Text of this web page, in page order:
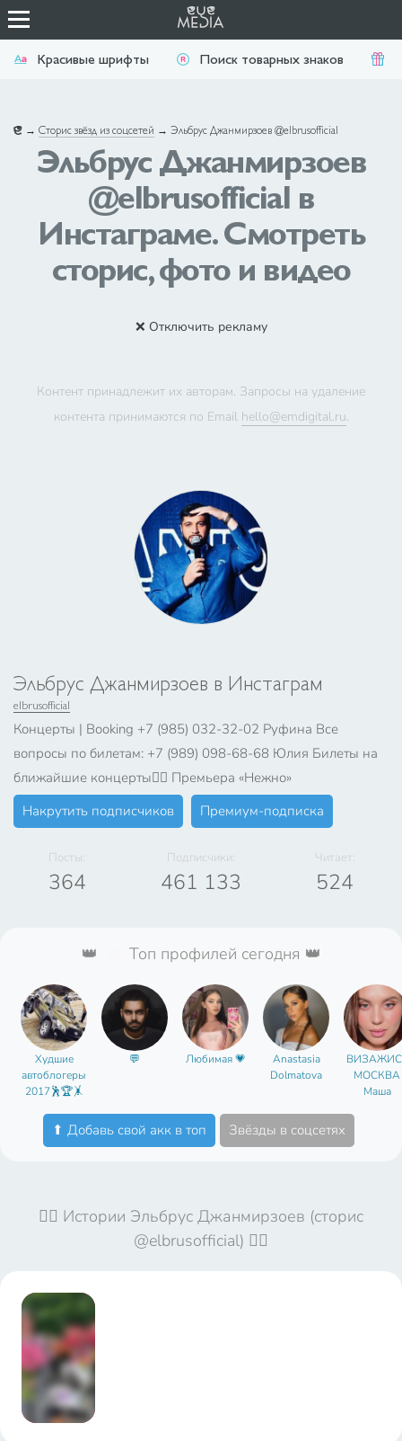
Красивые шрифты Поиск товарных знаков
→ Сторис звёзд из соцсетей → Эльбрус Джанмирзоев @elbrusofficial
Эльбрус Джанмирзоев
@elbrusofficial в
Инстаграме. Смотреть
сторис, фото и видео
❌ Отключить рекламу
Контент принадлежит их авторам. Запросы на удаление
контента принимаются по Email hello@emdigital.ru.
Эльбрус Джанмирзоев в Инстаграм
elbrusofficial
Концерты | Booking +7 (985) 032-32-02 Руфина Все
вопросы по билетам: +7 (989) 098-68-68 Юлия Билеты на
ближайшие концерты👇🏼 Премьера «Нежно»
Накрутить подписчиков
Премиум-подписка
Посты:
364
Подписчики:
461 133
Читает:
524
👑 Топ профилей сегодня 👑
Худшие
автоблогеры
2017🕺🏆🤸
💬 Любимая 💗
Anastasia
Dolmatova
МОСКВА
Маша
⬆ Добавь свой акк в топ Звёзды в соцсетях
🤦‍♀️ Истории Эльбрус Джанмирзоев (сторис
@elbrusofficial) 🤦‍♀️